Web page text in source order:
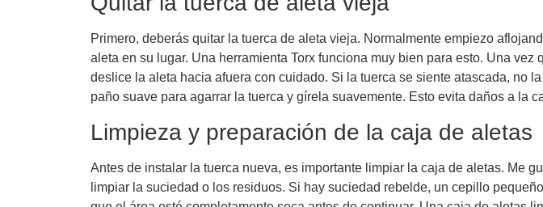
Primero, deberás quitar la tuerca de aleta vieja. Normalmente empiezo
aleta en su lugar. Una herramienta Torx funciona muy bien para esto. Una vez
deslice la aleta hacia afuera con cuidado. Si la tuerca se siente atascada, no
paño suave para agarrar la tuerca y gírela suavemente. Esto evita daños a la
Limpieza y preparación de la caja de aletas
Antes de instalar la tuerca nueva, es importante limpiar la caja de aletas. Me
limpiar la suciedad o los residuos. Si hay suciedad rebelde, un cepillo